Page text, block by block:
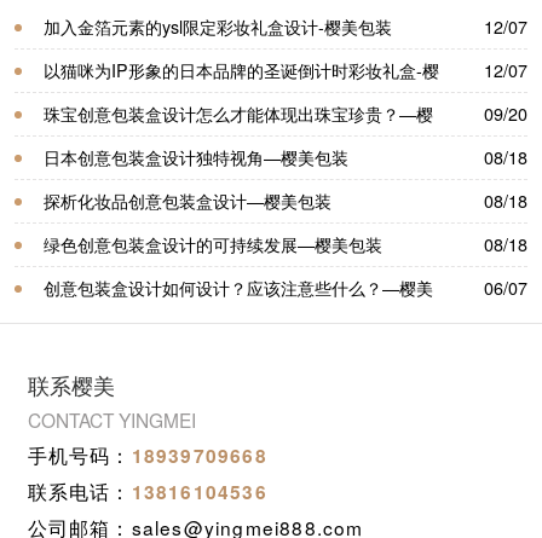
加入金箔元素的ysl限定彩妆礼盒设计-樱美包装
12/07
以猫咪为IP形象的日本品牌的圣诞倒计时彩妆礼盒-樱
美包装
12/07
珠宝创意包装盒设计怎么才能体现出珠宝珍贵？—樱
美包装
09/20
日本创意包装盒设计独特视角—樱美包装
08/18
探析化妆品创意包装盒设计—樱美包装
08/18
绿色创意包装盒设计的可持续发展—樱美包装
08/18
创意包装盒设计如何设计？应该注意些什么？—樱美
包装
06/07
联系樱美
CONTACT YINGMEI
手机号码： 18939709668
联系电话： 13816104536
公司邮箱：sales@yingmei888.com